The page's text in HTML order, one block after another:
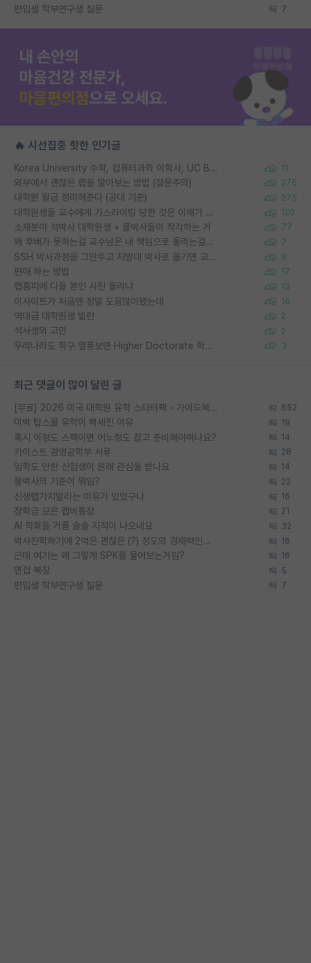
편입생 학부연구생 질문 7
🔥 시선집중 핫한 인기글
Korea University 수학, 컴퓨터과학 이학사, UC Berkeley 산업공학 대학원 공학박사가 되는 것은 쉽지 않겠죠? 11
외부에서 괜찮은 랩을 알아보는 방법 (장문주의) 276
대학원 월급 정리해준다 (공대 기준) 275
대학원생들 교수에게 가스라이팅 당한 것은 이해가 갑니다. 안타깝네요. 120
소재분야 석박사 대학원생 + 물박사들이 착각하는 거 77
왜 후배가 못하는걸 교수님은 내 책임으로 돌리는걸까요? 7
SSH 박사과정을 그만두고 지방대 박사로 옮기면 교수의 꿈은 끝일까요? 9
편애 하는 방법 17
랩홈피에 다들 본인 사진 올리냐 13
이사이트가 처음엔 정말 도움많이됐는데 16
역대급 대학원생 빌런 2
석사생의 고민 2
우리나라도 학구 열풍보면 Higher Doctorate 학위가 필요하다고 봅니다. 3
최근 댓글이 많이 달린 글
[무료] 2026 미국 대학원 유학 스타터팩 - 가이드북 & 합격자 컨택메일 템플릿 652
미박 탑스쿨 유학이 빡세진 이유 19
혹시 이정도 스펙이면 어느정도 잡고 준비해야하나요? 14
카이스트 경영공학부 서류 28
입학도 안한 신입생이 원래 관심을 받나요 14
물박사의 기준이 뭐임? 22
신생랩가지말라는 이유가 있었구나 16
장학금 모은 랩비통장 21
AI 학회들 거품 슬슬 지적이 나오네요 32
박사진학하기에 2억은 괜찮은 (?) 정도의 경제력인가요 16
근데 여기는 왜 그렇게 SPK를 물어보는거임? 16
면접 복장 5
편입생 학부연구생 질문 7